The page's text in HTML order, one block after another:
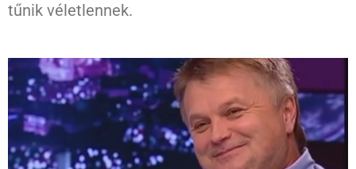
tűnik véletlennek.